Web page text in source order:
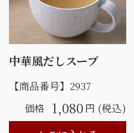
中華風だしスープ
【商品番号】 2937
価格 1,080 円 (税込)